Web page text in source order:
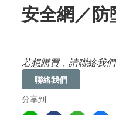
安全網／防
若想購買，請聯絡我們
聯絡我們
分享到